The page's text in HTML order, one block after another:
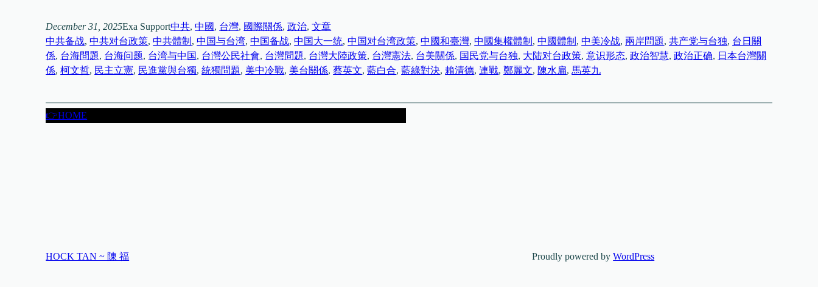
December 31, 2025Exa Support中共, 中國, 台灣, 國際關係, 政治, 文章
中共备战, 中共对台政策, 中共體制 , 中国与台湾, 中国备战, 中国大一统, 中国对台湾政策, 中國和臺灣, 中國集權體制 , 中國體制 , 中美冷战, 兩岸問題, 共产党与台独, 台日關
係, 台海問題, 台海问题, 台湾与中国, 台灣公民社會, 台灣問題, 台灣大陸政策, 台灣憲法, 台美關係, 国民党与台独, 大陆对台政策, 意识形态, 政治智慧, 政治正确, 日本台灣關
係, 柯文哲, 民主立憲, 民進黨與台獨, 統獨問題, 美中冷戰, 美台關係, 蔡英文, 藍白合, 藍綠對決, 賴清德, 連戰, 鄭麗文, 陳水扁, 馬英九
👉HOME
HOCK TAN ~ 陳 福 Proudly powered byWordPress